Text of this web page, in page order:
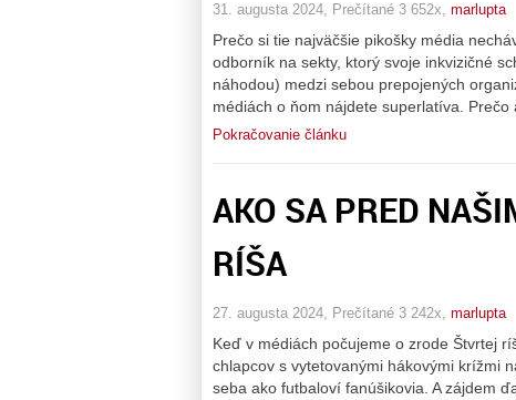
31. augusta 2024, Prečítané 3 652x, marlupta
Prečo si tie najväčšie pikošky média
odborník na sekty, ktorý svoje inkvizičné
náhodou) medzi sebou prepojených
médiách o ňom nájdete superlatíva.
Pokračovanie článku
AKO SA PRED
RÍŠA
27. augusta 2024, Prečítané 3 242x, marlupta
Keď v médiách počujeme o zrode Štvrtej
chlapcov s vytetovanými hákovými krížmi
seba ako futbaloví fanúšikovia. A zájdem